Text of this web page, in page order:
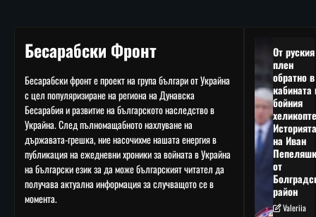
Бесарабски Фронт
Бесарабски фронт е проект на група българи от Украйна
с цел популяризиране на региона на Дунавска
Бесарабия и развитие на българското наследство в
Украйна. След пълномащабното нахлуване на
държавата-грешка, ние насочихме нашата енергия в
публикация на ежедневни хроники за войната в Украйна
на български език за да може българският читател да
получава актуална информация за случващото се в
момента.
От руския
плен
обратно в
кабината
бойния
Историята
на Иван
от
район
Valeriia